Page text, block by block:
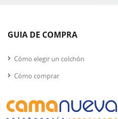
GUIA DE COMPRA
Cómo elegir un colchón
Cómo comprar